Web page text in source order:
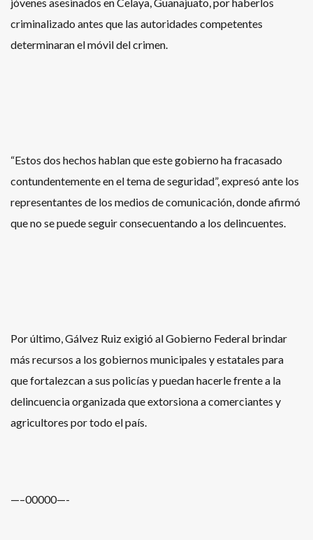
criminalizado antes que las autoridades competentes
determinaran el móvil del crimen.
“Estos dos hechos hablan que este gobierno ha fracasado
contundentemente en el tema de seguridad”, expresó ante los
representantes de los medios de comunicación, donde afirmó
que no se puede seguir consecuentando a los delincuentes.
Por último, Gálvez Ruiz exigió al Gobierno Federal brindar
más recursos a los gobiernos municipales y estatales para
que fortalezcan a sus policías y puedan hacerle frente a la
delincuencia organizada que extorsiona a comerciantes y
agricultores por todo el país.
—–00000—-